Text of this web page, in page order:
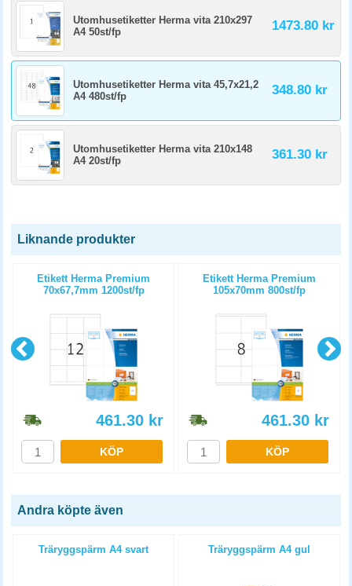
Utomhusetiketter Herma vita 210x297
A4 50st/fp
1473.80 kr
Utomhusetiketter Herma vita 45,7x21,2
A4 480st/fp
348.80 kr
Utomhusetiketter Herma vita 210x148
A4 20st/fp
361.30 kr
Liknande produkter
Etikett Herma Premium
70x67,7mm 1200st/fp
461.30 kr
KÖP
Etikett Herma Premium
105x70mm 800st/fp
461.30 kr
KÖP
Andra köpte även
Träryggspärm A4 svart Träryggspärm A4 gul